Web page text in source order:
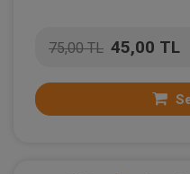
75,00 TL 45,00 TL